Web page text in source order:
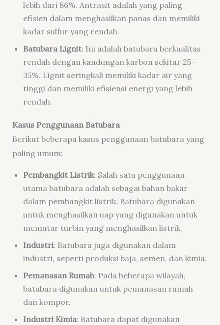
lebih dari 86%. Antrasit adalah yang paling
efisien dalam menghasilkan panas dan memiliki
kadar sulfur yang rendah.
Batubara Lignit: Ini adalah batubara berkualitas
rendah dengan kandungan karbon sekitar 25-
35%. Lignit seringkali memiliki kadar air yang
tinggi dan memiliki efisiensi energi yang lebih
rendah.
Kasus Penggunaan Batubara
Berikut beberapa kasus penggunaan batubara yang
paling umum:
Pembangkit Listrik: Salah satu penggunaan
utama batubara adalah sebagai bahan bakar
dalam pembangkit listrik. Batubara digunakan
untuk menghasilkan uap yang digunakan untuk
memutar turbin yang menghasilkan listrik.
Industri: Batubara juga digunakan dalam
industri, seperti produksi baja, semen, dan kimia.
Pemanasan Rumah: Pada beberapa wilayah,
batubara digunakan untuk pemanasan rumah
dan kompor.
Industri Kimia: Batubara dapat digunakan